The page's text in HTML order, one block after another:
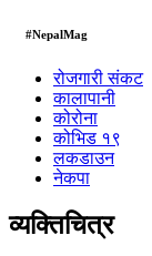
#NepalMag
रोजगारी संकट
कालापानी
कोरोना
कोभिड १९
लकडाउन
नेकपा
व्यक्तिचित्र